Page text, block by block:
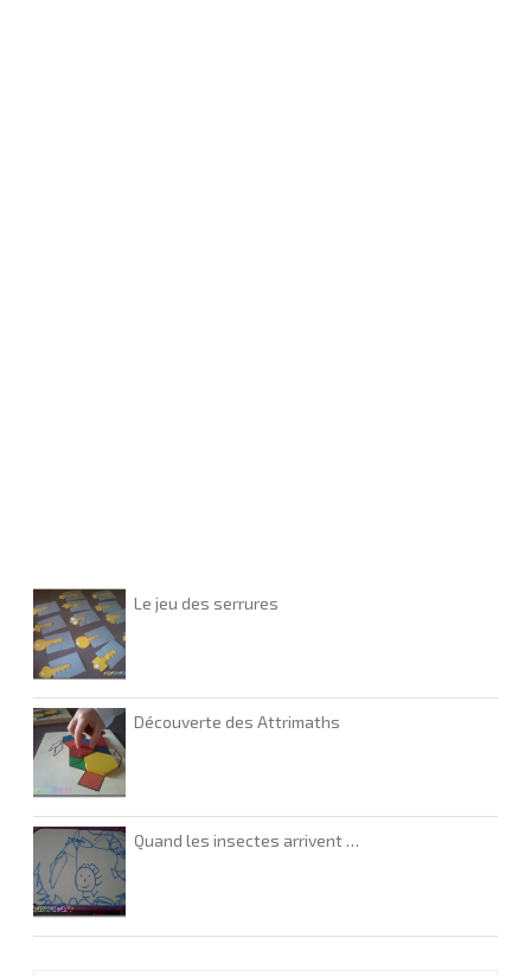
Le jeu des serrures
Découverte des Attrimaths
Quand les insectes arrivent …